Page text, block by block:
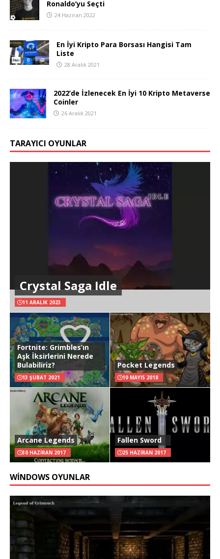
Ronaldo’yu Seçti
24 Haziran 2022
En İyi Kripto Para Borsası Hangisi Tam
Liste
28 Aralık 2021
2022’de İzlenecek En İyi 10 Kripto Metaverse
Coinler
26 Aralık 2021
TARAYICI OYUNLAR
Crystal Saga Idle
11 ARALIK 2023
Fortnite: Grimbles’ın
Aşk İksirlerini Nerede
Bulabiliriz?
13 ŞUBAT 2021
Pocket Legends
10 MAYIS 2018
Arcane Legends
30 HAZIRAN 2017
Fallen Sword
25 HAZIRAN 2017
WINDOWS OYUNLAR